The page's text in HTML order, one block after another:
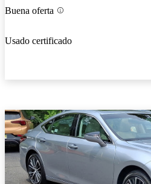
Buena oferta
Usado certificado